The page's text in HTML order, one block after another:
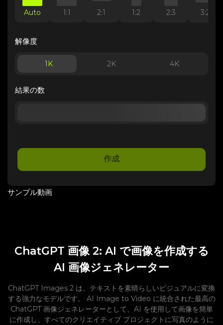
Auto 1:1 2:1 1:2 2:3 3:2
解像度
1K 2K 4K
結果の数
作成
サンプル動画
ChatGPT 画像 2: AI で画像を作成する
AI 画像ジェネレーター
ChatGPT Images 2 は、テキストを素晴らしいビジュアルに変換
する強力なモデルです。 AI Image to Video に統合された最高の
ChatGPT 画像ジェネレーターとして、AI を使用して画像を簡単
に作成し、すべてのクリエイティブ プロジェクトに写真のように